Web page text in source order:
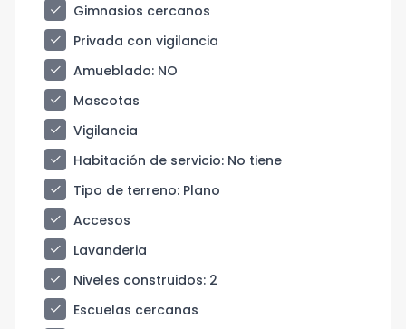
check
Gimnasios cercanos
check
Privada con vigilancia
check
Amueblado: NO
check
Mascotas
check
Vigilancia
check
Habitación de servicio: No tiene
check
Tipo de terreno: Plano
check
Accesos
check
Lavanderia
check
Niveles construidos: 2
check
Escuelas cercanas